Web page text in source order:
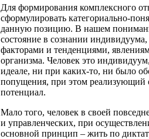
Для формирования комплексного
сформулировать категориально-
данную позицию. В нашем
состояние в сознании
факторами и тенденциями,
организма. Человек это
идеале, ни при каких-то, ни было
попущения, при этом реализующий
потенциал.
Мало того, человек в своей
и управленческих, при
основной принцип – жить по